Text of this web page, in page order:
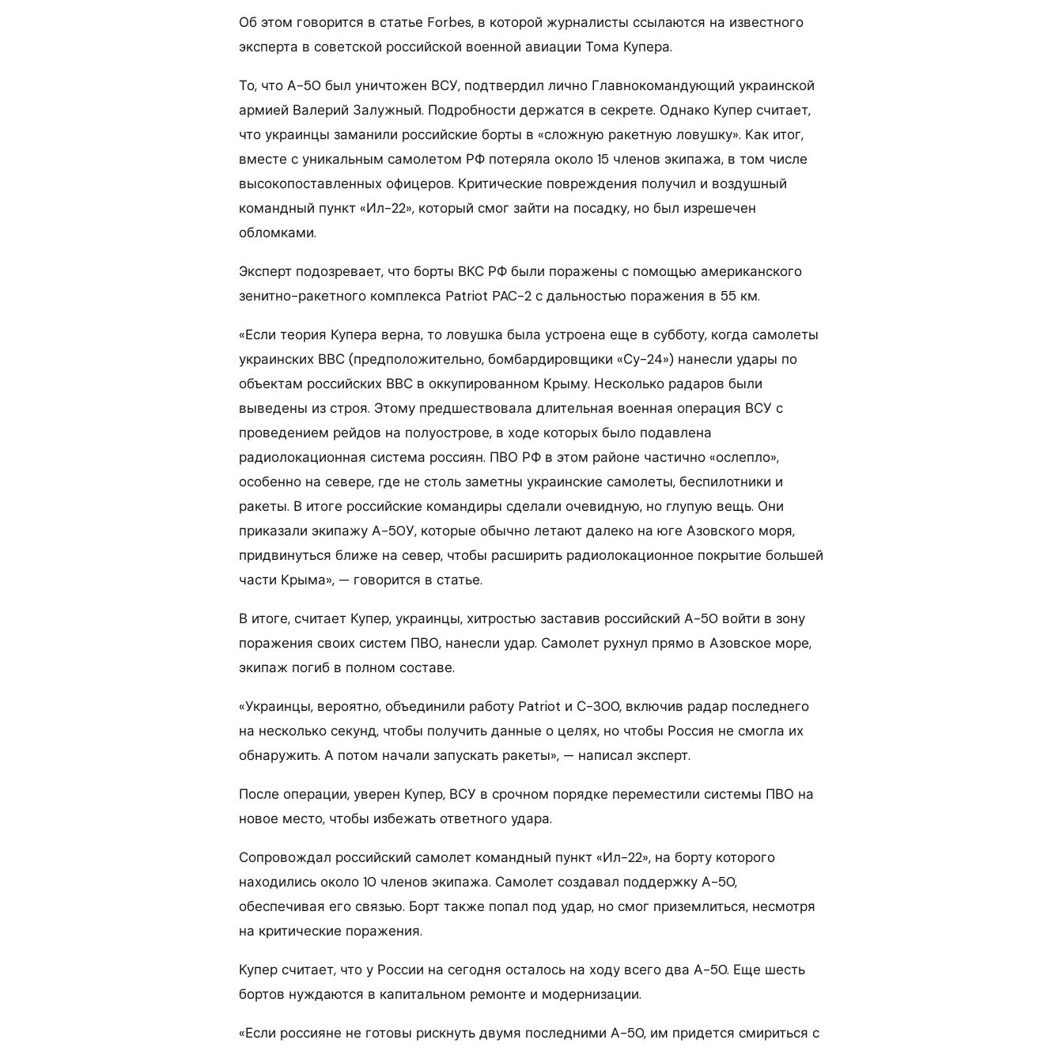
Об этом говорится в статье Forbes, в которой журналисты ссылаются на известного
эксперта в советской российской военной авиации Тома Купера.
То, что А-50 был уничтожен ВСУ, подтвердил лично Главнокомандующий украинской
армией Валерий Залужный. Подробности держатся в секрете. Однако Купер считает,
что украинцы заманили российские борты в «сложную ракетную ловушку». Как итог,
вместе с уникальным самолетом РФ потеряла около 15 членов экипажа, в том числе
высокопоставленных офицеров. Критические повреждения получил и воздушный
командный пункт «Ил-22», который смог зайти на посадку, но был изрешечен
обломками.
Эксперт подозревает, что борты ВКС РФ были поражены с помощью американского
зенитно-ракетного комплекса Patriot PAC-2 с дальностью поражения в 55 км.
«Если теория Купера верна, то ловушка была устроена еще в субботу, когда самолеты
украинских ВВС (предположительно, бомбардировщики «Су-24») нанесли удары по
объектам российских ВВС в оккупированном Крыму. Несколько радаров были
выведены из строя. Этому предшествовала длительная военная операция ВСУ с
проведением рейдов на полуострове, в ходе которых было подавлена
радиолокационная система россиян. ПВО РФ в этом районе частично «ослепло»,
особенно на севере, где не столь заметны украинские самолеты, беспилотники и
ракеты. В итоге российские командиры сделали очевидную, но глупую вещь. Они
приказали экипажу А-50У, которые обычно летают далеко на юге Азовского моря,
придвинуться ближе на север, чтобы расширить радиолокационное покрытие большей
части Крыма», — говорится в статье.
В итоге, считает Купер, украинцы, хитростью заставив российский А-50 войти в зону
поражения своих систем ПВО, нанесли удар. Самолет рухнул прямо в Азовское море,
экипаж погиб в полном составе.
«Украинцы, вероятно, объединили работу Patriot и С-300, включив радар последнего
на несколько секунд, чтобы получить данные о целях, но чтобы Россия не смогла их
обнаружить. А потом начали запускать ракеты», — написал эксперт.
После операции, уверен Купер, ВСУ в срочном порядке переместили системы ПВО на
новое место, чтобы избежать ответного удара.
Сопровождал российский самолет командный пункт «Ил-22», на борту которого
находились около 10 членов экипажа. Самолет создавал поддержку А-50,
обеспечивая его связью. Борт также попал под удар, но смог приземлиться, несмотря
на критические поражения.
Купер считает, что у России на сегодня осталось на ходу всего два А-50. Еще шесть
бортов нуждаются в капитальном ремонте и модернизации.
«Если россияне не готовы рискнуть двумя последними А-50, им придется смириться с